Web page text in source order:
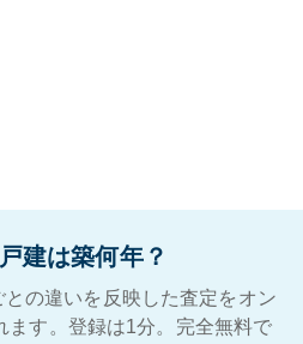
建は築何年？
の違いを反映した査定をオン
ます。登録は1分。完全無料で